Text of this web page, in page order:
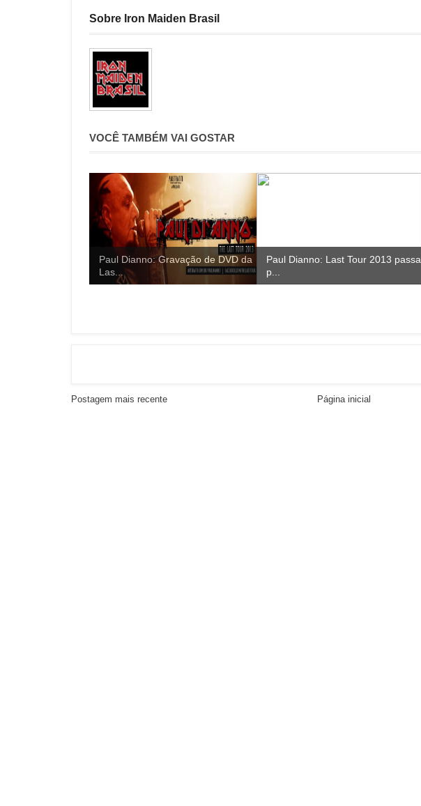
Sobre Iron Maiden Brasil
VOCÊ TAMBÉM VAI GOSTAR
Paul Dianno: Gravação de DVD da
Las...
Paul Dianno: Last Tour 2013 passa
p...
Postagem mais recente Página inicial